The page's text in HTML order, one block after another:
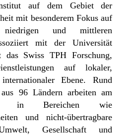
auf dem Gebiet der
mit besonderem Fokus auf
und mittleren
mit der Universität
das Swiss TPH Forschung,
auf lokaler,
Ebene. Rund
aus 96 Ländern arbeiten am
in Bereichen wie
und nicht-übertragbare
Gesellschaft und